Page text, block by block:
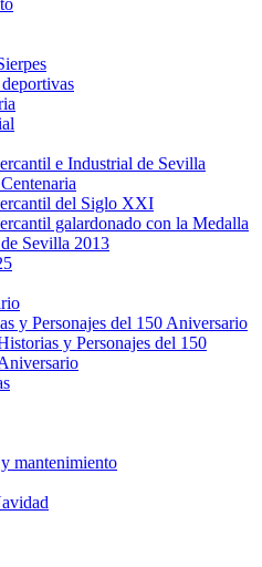
e Industrial de Sevilla
del Siglo XXI
galardonado con la Medalla
Sevilla 2013
y Personajes del 150 Aniversario
y Personajes del 150
mantenimiento